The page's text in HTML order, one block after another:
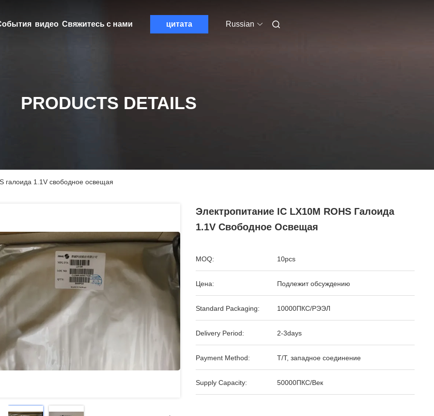
видео Свяжитесь с нами цитата Russian
PRODUCTS DETAILS
галоида 1.1V свободное освещая
Электропитание IC LX10M ROHS Галоида
1.1V Свободное Освещая
MOQ: 10pcs
Цена: Подлежит обсуждению
Standard Packaging: 10000ПКС/РЭЭЛ
Delivery Period: 2-3days
Payment Method: T/T, западное соединение
Supply Capacity: 50000ПКС/Век